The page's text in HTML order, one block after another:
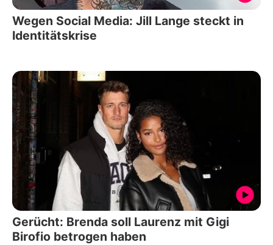
Wegen Social Media: Jill Lange steckt in
Identitätskrise
Gerücht: Brenda soll Laurenz mit Gigi
Birofio betrogen haben